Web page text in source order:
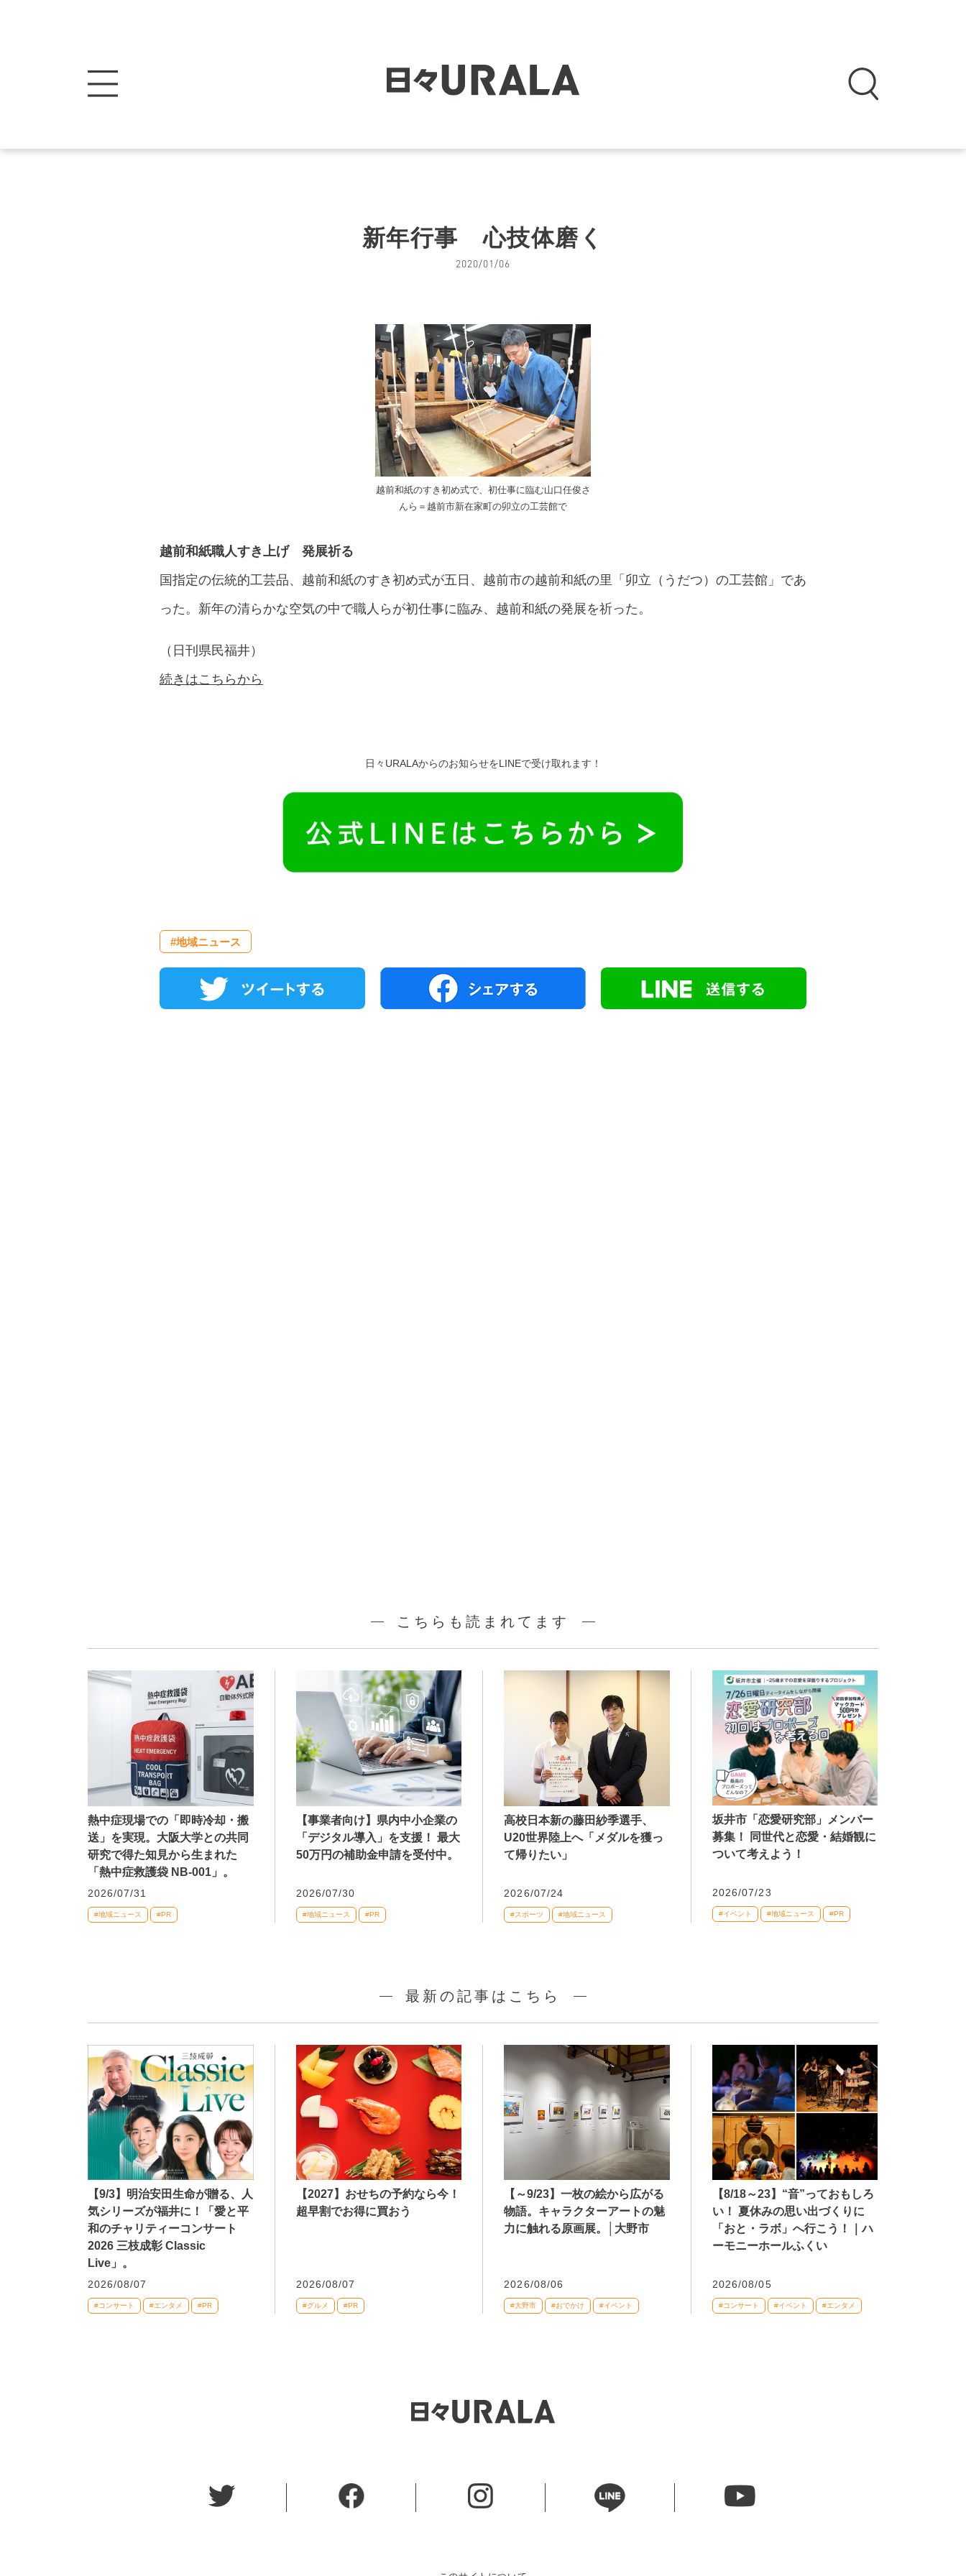
新年行事 心技体磨く
2020/01/06
越前和紙のすき初め式で、初仕事に臨む山口任俊さ
んら＝越前市新在家町の卯立の工芸館で
越前和紙職人すき上げ 発展祈る
国指定の伝統的工芸品、越前和紙のすき初め式が五日、越前市の越前和紙の里「卯立（うだつ）の工芸館」であ
った。新年の清らかな空気の中で職人らが初仕事に臨み、越前和紙の発展を祈った。
（日刊県民福井）
続きはこちらから
日々URALAからのお知らせをLINEで受け取れます！
#地域ニュース
こちらも読まれてます
熱中症現場での「即時冷却・搬
送」を実現。大阪大学との共同
研究で得た知見から生まれた
「熱中症救護袋 NB-001」。
2026/07/31
#地域ニュース #PR
【事業者向け】県内中小企業の
「デジタル導入」を支援！ 最大
50万円の補助金申請を受付中。
2026/07/30
#地域ニュース #PR
高校日本新の藤田紗季選手、
U20世界陸上へ「メダルを獲っ
て帰りたい」
2026/07/24
#スポーツ #地域ニュース
坂井市「恋愛研究部」メンバー
募集！ 同世代と恋愛・結婚観に
ついて考えよう！
2026/07/23
#イベント #地域ニュース #PR
最新の記事はこちら
【9/3】明治安田生命が贈る、人
気シリーズが福井に！「愛と平
和のチャリティーコンサート
2026 三枝成彰 Classic
Live」。
2026/08/07
#コンサート #エンタメ #PR
【2027】おせちの予約なら今！
超早割でお得に買おう
2026/08/07
#グルメ #PR
【～9/23】一枚の絵から広がる
物語。キャラクターアートの魅
力に触れる原画展。│大野市
2026/08/06
#大野市 #おでかけ #イベント
【8/18～23】“音”っておもしろ
い！ 夏休みの思い出づくりに
「おと・ラボ」へ行こう！｜ハ
ーモニーホールふくい
2026/08/05
#コンサート #イベント #エンタメ